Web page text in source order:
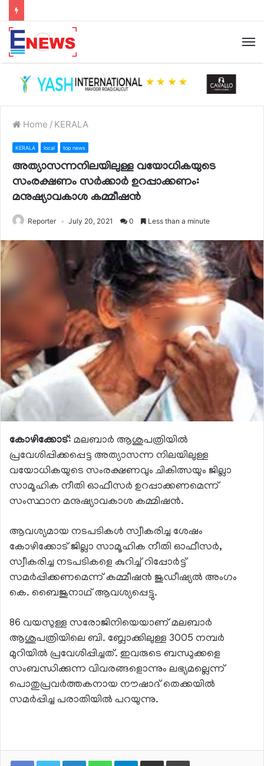
Home / KERALA
KERALA local top news
അത്യാസന്നനിലയിലുള്ള വയോധികയുടെ
സംരക്ഷണം സർക്കാർ ഉറപ്പാക്കണം:
മനുഷ്യാവകാശ കമ്മീഷൻ
Reporter July 20, 2021 0 Less than a minute
കോഴിക്കോട്: മലബാർ ആശുപത്രിയിൽ
പ്രവേശിപ്പിക്കപ്പെട്ട അത്യാസന്ന നിലയിലുള്ള
വയോധികയുടെ സംരക്ഷണവും ചികിത്സയും ജില്ലാ
സാമൂഹിക നീതി ഓഫീസർ ഉറപ്പാക്കണമെന്ന്
സംസ്ഥാന മനുഷ്യാവകാശ കമ്മിഷൻ.
ആവശ്യമായ നടപടികൾ സ്വീകരിച്ച ശേഷം
കോഴിക്കോട് ജില്ലാ സാമൂഹിക നീതി ഓഫീസർ,
സ്വീകരിച്ച നടപടികളെ കുറിച്ച് റിപ്പോർട്ട്
സമർപ്പിക്കണമെന്ന് കമ്മീഷൻ ജുഡീഷ്യൽ അംഗം
കെ. ബൈജുനാഥ് ആവശ്യപ്പെട്ടു.
86 വയസുള്ള സരോജിനിയെയാണ് മലബാർ
ആശുപത്രിയിലെ ബി. ബ്ലോക്കിലുള്ള 3005 നമ്പർ
മുറിയിൽ പ്രവേശിപ്പിച്ചത്. ഇവരുടെ ബന്ധുക്കളെ
സംബന്ധിക്കുന്ന വിവരങ്ങളൊന്നും ലഭ്യമല്ലെന്ന്
പൊതുപ്രവർത്തകനായ നൗഷാദ് തെക്കയിൽ
സമർപ്പിച്ച പരാതിയിൽ പറയുന്നു.
LinkedInWhatsAppTelegramShare via Email Print